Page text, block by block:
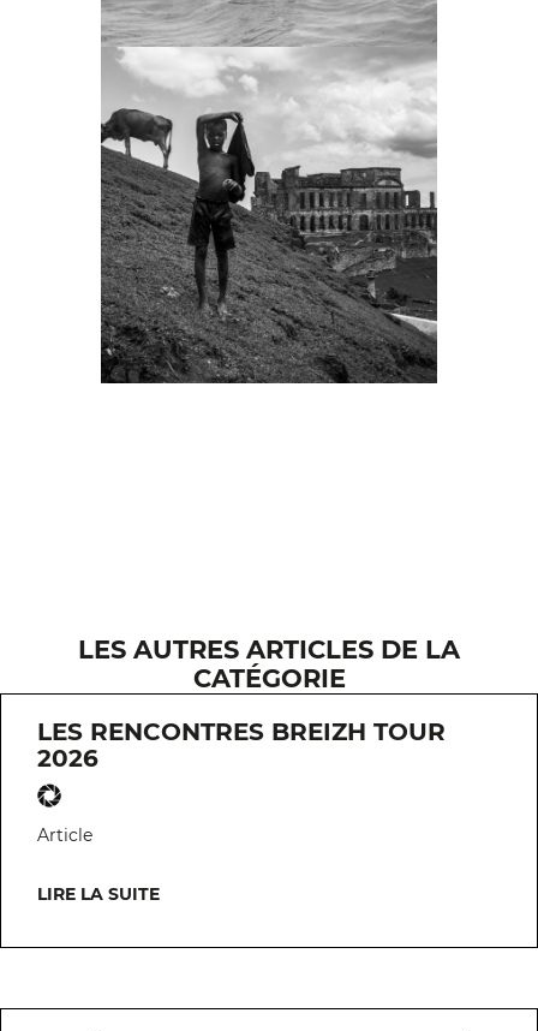
LES AUTRES ARTICLES DE LA
CATÉGORIE
LES RENCONTRES BREIZH TOUR
2026
Article
LIRE LA SUITE